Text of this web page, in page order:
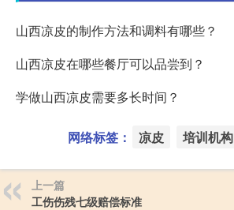
山西凉皮的制作方法和调料有哪些？
山西凉皮在哪些餐厅可以品尝到？
学做山西凉皮需要多长时间？
网络标签： 凉皮 培训机构
上一篇
工伤伤残七级赔偿标准